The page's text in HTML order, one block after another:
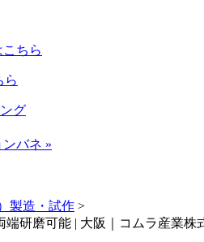
ちら
ら
グ
バネ »
製造・試作 >
端研磨可能 | 大阪｜コムラ産業株